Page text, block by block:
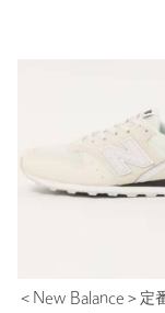
＜New Balance＞定